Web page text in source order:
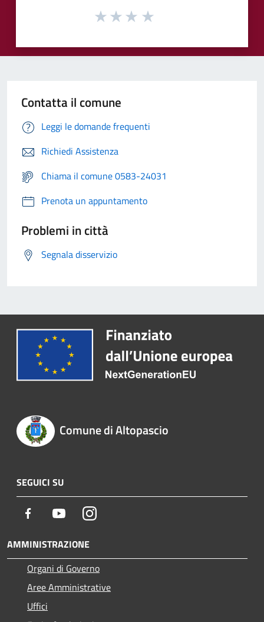
Contatta il comune
Leggi le domande frequenti
Richiedi Assistenza
Chiama il comune 0583-24031
Prenota un appuntamento
Problemi in città
Segnala disservizio
Comune di Altopascio
SEGUICI SU
Facebook YoutubeInstagram
AMMINISTRAZIONE
Organi di Governo
Aree Amministrative
Uffici